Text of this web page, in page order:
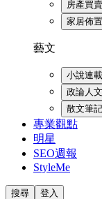
房產買賣
家居佈置
藝文
小說連載
政論人文
散文筆記
專業觀點
明星
SEO週報
StyleMe
搜尋 登入